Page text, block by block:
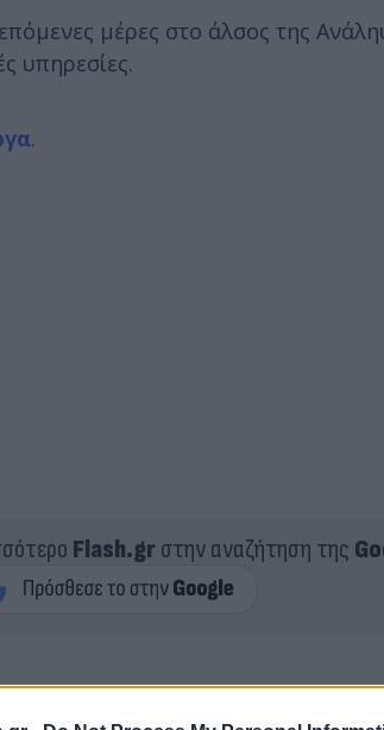
επόμενες μέρες στο άλσος της
υπηρεσίες.
.
Flash.grστην αναζήτηση της